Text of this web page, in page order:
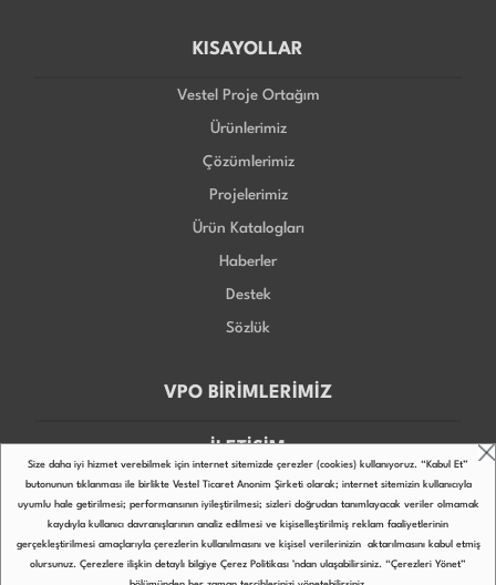
KISAYOLLAR
Vestel Proje Ortağım
Ürünlerimiz
Çözümlerimiz
Projelerimiz
Ürün Katalogları
Haberler
Destek
Sözlük
VPO BİRİMLERİMİZ
İLETİŞİM
Copyright © 2022
Size daha iyi hizmet verebilmek için internet sitemizde çerezler (cookies) kullanıyoruz. “Kabul Et”
butonunun tıklanması ile birlikte Vestel Ticaret Anonim Şirketi olarak; internet sitemizin kullanıcıyla
uyumlu hale getirilmesi; performansının iyileştirilmesi; sizleri doğrudan tanımlayacak veriler olmamak
kaydıyla kullanıcı davranışlarının analiz edilmesi ve kişiselleştirilmiş reklam faaliyetlerinin
gerçekleştirilmesi amaçlarıyla çerezlerin kullanılmasını ve kişisel verilerinizin aktarılmasını kabul etmiş
olursunuz. Çerezlere ilişkin detaylı bilgiye Çerez Politikası ’ndan ulaşabilirsiniz. “Çerezleri Yönet”